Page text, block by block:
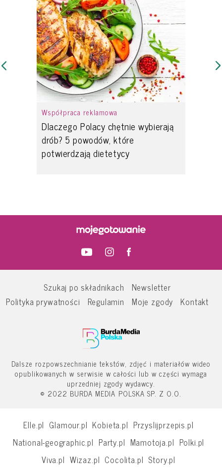
Współpraca reklamowa
Dlaczego Polacy chętnie wybierają
drób? 5 powodów, które
potwierdzają dietetycy
Szukaj po składnikach
Newsletter
Polityka prywatności
Regulamin Moje zgody Kontakt
Dalsze rozpowszechnianie tekstów, zdjęć i materiałów wideo
opublikowanych w serwisie w całości lub w części wymaga
uprzedniej zgody wydawcy.
© 2022 BURDA MEDIA POLSKA SP. Z O.O.
Elle.pl Glamour.pl Kobieta.pl Przyslijprzepis.pl
National-geographic.pl Party.pl Mamotoja.pl Polki.pl
Viva.pl Wizaz.pl Cocolita.pl Story.pl